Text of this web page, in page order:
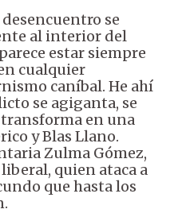
se
al interior del
estar siempre
cualquier
caníbal. He ahí
se agiganta, se
en una
y Blas Llano.
Zulma Gómez,
quien ataca a
que hasta los